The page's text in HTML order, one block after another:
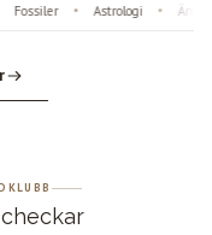
Fossiler Astrologi